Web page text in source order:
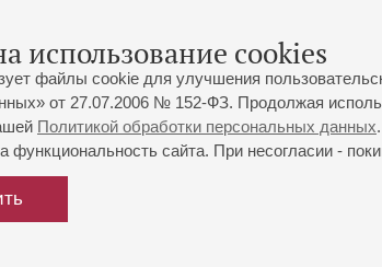
использование cookies
файлы cookie для улучшения
от 27.07.2006 № 152-ФЗ. Продолжая
Политикой обработки персональных данных
функциональность сайта. При несогласии -
191186, Санкт-Петербург, Михайловская ул., 2